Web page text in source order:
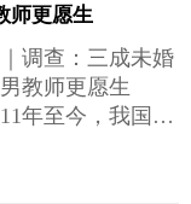
师更愿生
查：三成未婚
男教师更愿生
年至今，我国生